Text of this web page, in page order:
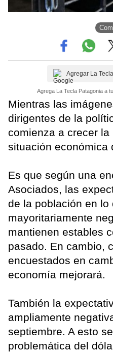
Agregar La
Agrega La Tecla Patagonia a
Mientras las
dirigentes de la
comienza a crecer
situación económica
Es que según una
Asociados, las
de la población en lo
mayoritariamente
mantienen estables
pasado. En cambio,
encuestados en
economía mejorará.
También la
ampliamente
septiembre. A esto
problemática del